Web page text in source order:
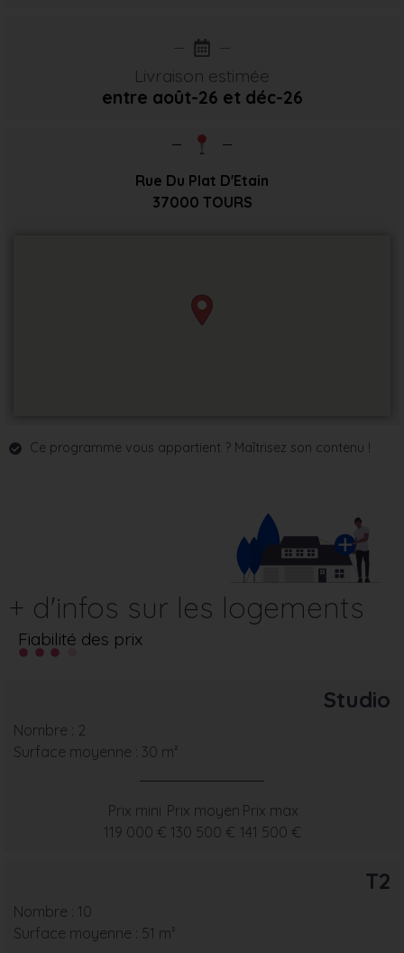
Livraison estimée
entre août-26 et déc-26
Rue Du Plat D'Etain
37000 TOURS
Ce programme vous appartient ? Maîtrisez son contenu !
+ d'infos sur les logements
Fiabilité des prix
Studio
Nombre : 2
Surface moyenne : 30 m²
Prix mini
119 000 €
Prix moyen
130 500 €
Prix max
141 500 €
T2
Nombre : 10
Surface moyenne : 51 m²